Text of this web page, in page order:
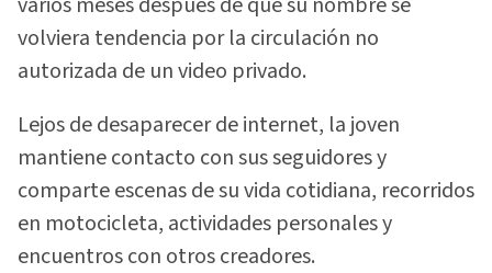
volviera tendencia por la circulación no
autorizada de un video privado.
Lejos de desaparecer de internet, la joven
mantiene contacto con sus seguidores y
comparte escenas de su vida cotidiana, recorridos
en motocicleta, actividades personales y
encuentros con otros creadores.